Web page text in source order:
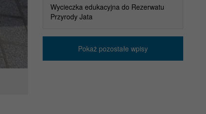
Wycieczka edukacyjna do Rezerwatu
Przyrody Jata
Pokaż pozostałe wpisy